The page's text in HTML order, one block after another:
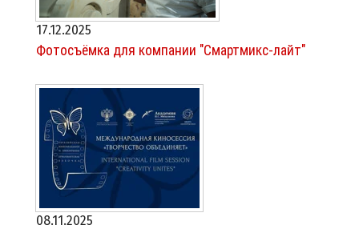
17.12.2025
Фотосъёмка для компании "Смартмикс-лайт"
08.11.2025